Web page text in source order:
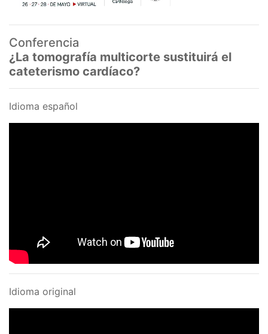
Conferencia
¿La tomografía multicorte sustituirá el
cateterismo cardíaco?
Idioma español
Idioma original